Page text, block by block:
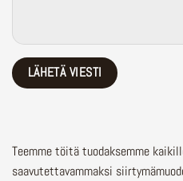
Teemme töitä tuodaksemme
saavutettavammaksi